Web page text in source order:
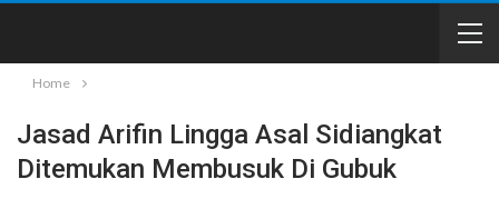
Home
Jasad Arifin Lingga Asal Sidiangkat
Ditemukan Membusuk Di Gubuk